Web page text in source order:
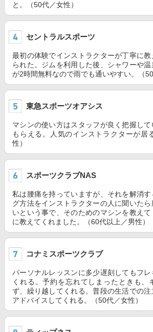
と。（50代／女性）
セントラルスポーツ
最初の体験でインストラクターが丁寧に
られた。ジムを利用した後、シャワーや
が2時間無料なので雨でも通いやすい。（50
東急スポーツオアシス
マシンの使い方はスタッフが良く把握し
もらえる。人気のインストラクターが居
性）
スポーツクラブNAS
私は腰痛を持っていますが、それを解消
グ方法をインストラクターの人に聞いた
いという事で、そのためのマシンを教え
に教えてくれました。（60代以上／男性）
コナミスポーツクラブ
パーソナルレッスンに多少遅刻してもフ
くれる。予約を忘れてしまったときも、
ず、繰り越してくれる。普段の生活での注
アドバイスしてくれる。（50代／女性）